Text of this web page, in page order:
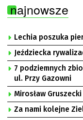
najnowsze
Lechia poszuka
Jeździecka
7 podziemnych
ul. Przy Gazowni
Mirosław
Za nami kolejne